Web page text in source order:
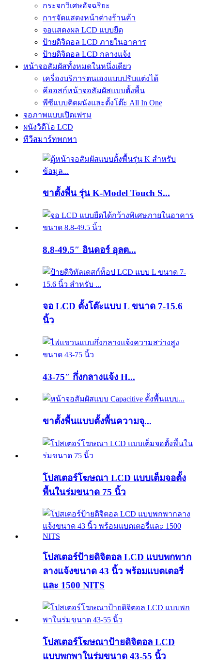
กระจกวิเศษอัจฉริยะ
การจัดแสดงหน้าต่างร้านค้า
จอแสดงผล LCD แบบยืด
ป้ายดิจิตอล LCD ภายในอาคาร
ป้ายดิจิตอล LCD กลางแจ้ง
หน้าจอสัมผัสทั้งหมดในหนึ่งเดียว
เครื่องบริการตนเองแบบปรับแต่งได้
คีออสก์หน้าจอสัมผัสแบบตั้งพื้น
พีซีแบบติดผนังและตั้งโต๊ะ All In One
จอภาพแบบเปิดเฟรม
ผนังวิดีโอ LCD
ทีวีสมาร์ทพกพา
ขาตั้งพื้น รุ่น K-Model Touch S...
8.8-49.5″ อินดอร์ อุลต...
จอ LCD ตั้งโต๊ะแบบ L ขนาด 7-15.6
นิ้ว
43-75″ กึ่งกลางแจ้ง H...
ขาตั้งพื้นแบบตั้งพื้นความจุ...
โปสเตอร์โฆษณา LCD แบบเต็มจอตั้ง
พื้นในร่มขนาด 75 นิ้ว
โปสเตอร์ป้ายดิจิตอล LCD แบบพกพาก
ลางแจ้งขนาด 43 นิ้ว พร้อมแบตเตอรี่
และ 1500 NITS
โปสเตอร์โฆษณาป้ายดิจิตอล LCD
แบบพกพาในร่มขนาด 43-55 นิ้ว